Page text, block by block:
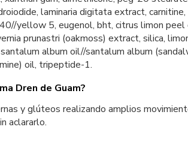
laminaria digitata extract,
yellow 5, eugenol, bht, citrus limon
prunastri (oakmoss) extract, silica,
album oil//santalum album
oil, tripeptide-1.
Dren de Guam?
y glúteos realizando amplios
aclararlo.